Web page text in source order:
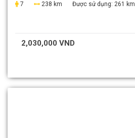
7
238 km Được sử dụng: 261 km
2,030,000 VND